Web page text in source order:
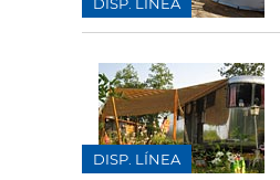
DISP. LÍNEA